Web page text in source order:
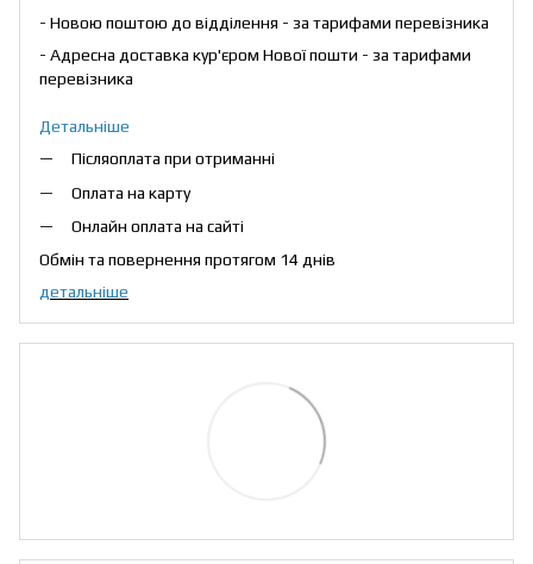
- Новою поштою до відділення - за тарифами перевізника
- Адресна доставка кур'єром Нової пошти - за тарифами
перевізника
Детальніше
Післяоплата при отриманні
Оплата на карту
Онлайн оплата на сайті
Обмін та повернення протягом 14 днів
детальніше